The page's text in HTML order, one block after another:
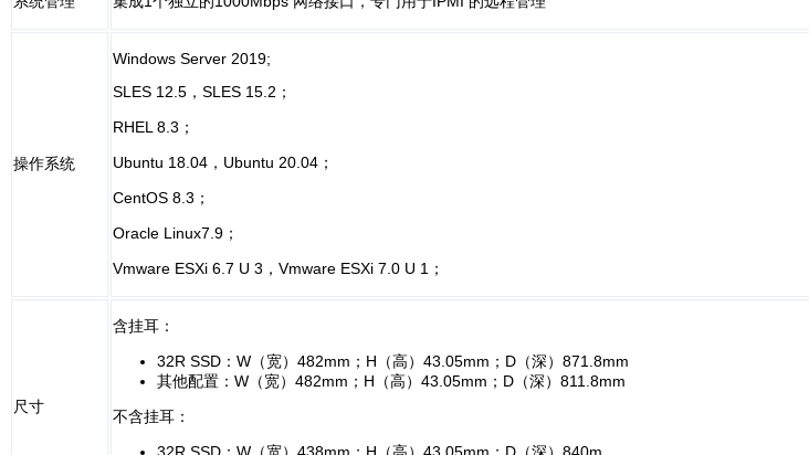
操作系统
Windows Server 2019;
SLES 12.5，SLES 15.2；
RHEL 8.3；
Ubuntu 18.04，Ubuntu 20.04；
CentOS 8.3；
Oracle Linux7.9；
Vmware ESXi 6.7 U 3，Vmware ESXi 7.0 U 1；
尺寸
含挂耳：
32R SSD：W（宽）482mm；H（高）43.05mm；D（深）871.8mm
其他配置：W（宽）482mm；H（高）43.05mm；D（深）811.8mm
不含挂耳：